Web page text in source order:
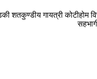
शतकुण्डीय गायत्री कोटीहोम